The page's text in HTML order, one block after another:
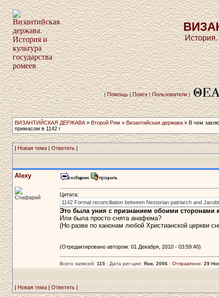
|Помощь|Поиск|Пользователи|
ВИЗАНТИЙСКАЯ ДЕРЖАВА» Второй Рим » Византийская держава» В чем
примасом­ в 1142 г
| Новая тема|Ответить|
Alexy
Спафарий
Цитата:
1142 Formal reconciliation between Nestorian patriarch and
Это была уния с признанием обоими сторонами
Или была просто снята анафема?
(Но разве по канонам любой Христианской церкви
(Отредактировано автором: 01 Декабря, 2010 - 03:59:40)
Всего записей: 115: Дата рег-ции: Янв. 2006: Отправлено: 29
| Новая тема|Ответить|